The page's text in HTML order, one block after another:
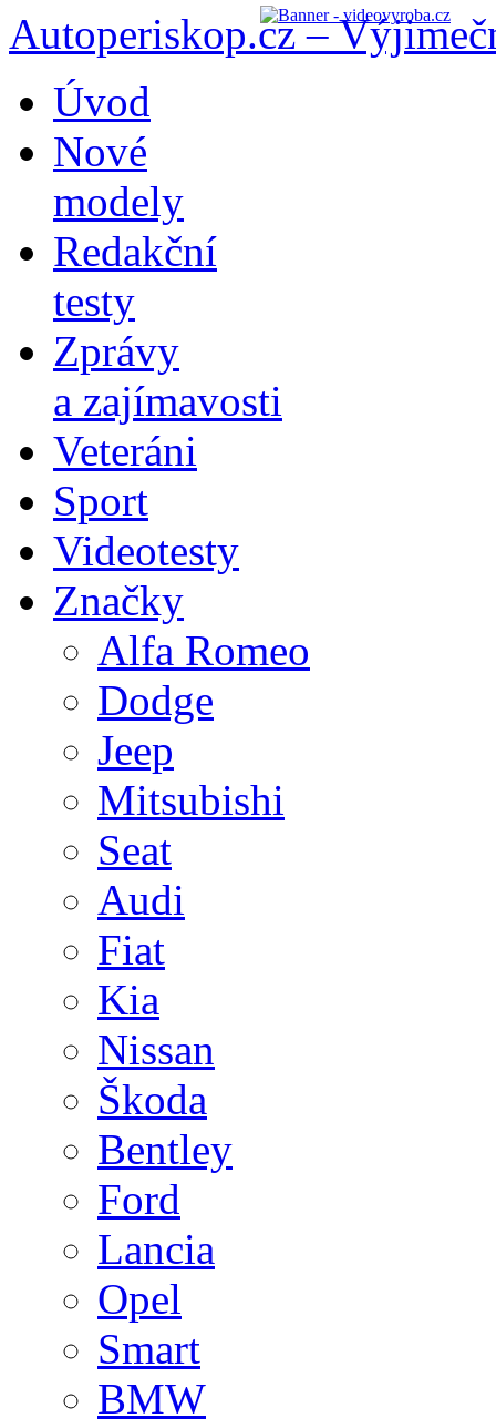
Autoperiskop.cz –
obsahu
webu
Úvod
Nové
modely
Redakční
testy
Zprávy
a zajímavosti
Veteráni
Sport
Videotesty
Značky
Alfa Romeo
Dodge
Jeep
Mitsubishi
Seat
Audi
Fiat
Kia
Nissan
Škoda
Bentley
Ford
Lancia
Opel
Smart
BMW